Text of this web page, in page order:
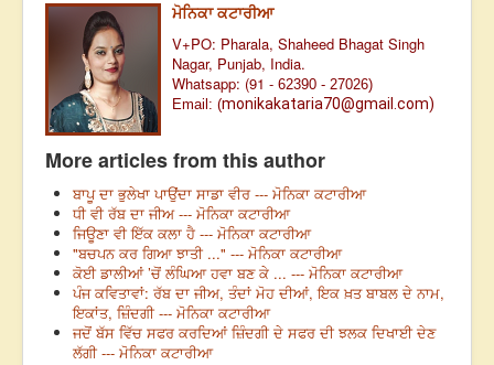
ਮੋਨਿਕਾ ਕਟਾਰੀਆ
V+PO: Pharala, Shaheed Bhagat Singh
Nagar, Punjab, India.
Whatsapp: (91 - 62390 - 27026)
Email: (monikakataria70@gmail.com)
More articles from this author
ਬਾਪੂ ਦਾ ਭੁਲੇਖਾ ਪਾਉਂਦਾ ਸਾਡਾ ਵੀਰ --- ਮੋਨਿਕਾ ਕਟਾਰੀਆ
ਧੀ ਵੀ ਰੱਬ ਦਾ ਜੀਅ --- ਮੋਨਿਕਾ ਕਟਾਰੀਆ
ਜਿਊਣਾ ਵੀ ਇੱਕ ਕਲਾ ਹੈ --- ਮੋਨਿਕਾ ਕਟਾਰੀਆ
"ਬਚਪਨ ਕਰ ਗਿਆ ਝਾਤੀ ..." --- ਮੋਨਿਕਾ ਕਟਾਰੀਆ
ਕੋਈ ਡਾਲੀਆਂ ’ਚੋਂ ਲੰਘਿਆ ਹਵਾ ਬਣ ਕੇ ... --- ਮੋਨਿਕਾ ਕਟਾਰੀਆ
ਪੰਜ ਕਵਿਤਾਵਾਂ: ਰੱਬ ਦਾ ਜੀਅ, ਤੰਦਾਂ ਮੋਹ ਦੀਆਂ, ਇਕ ਖ਼ਤ ਬਾਬਲ ਦੇ ਨਾਮ,
ਇਕਾਂਤ, ਜ਼ਿੰਦਗੀ --- ਮੋਨਿਕਾ ਕਟਾਰੀਆ
ਜਦੋਂ ਬੱਸ ਵਿੱਚ ਸਫਰ ਕਰਦਿਆਂ ਜ਼ਿੰਦਗੀ ਦੇ ਸਫਰ ਦੀ ਝਲਕ ਦਿਖਾਈ ਦੇਣ
ਲੱਗੀ --- ਮੋਨਿਕਾ ਕਟਾਰੀਆ